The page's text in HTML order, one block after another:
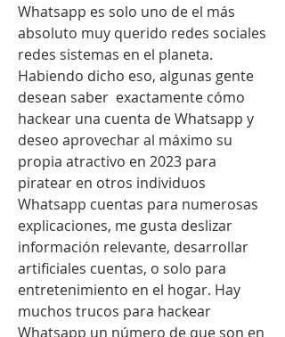
Whatsapp es solo uno de el más
absoluto muy querido redes sociales
redes sistemas en el planeta.
Habiendo dicho eso, algunas gente
desean saber  exactamente cómo
hackear una cuenta de Whatsapp y
deseo aprovechar al máximo su
propia atractivo en 2023 para
piratear en otros individuos
Whatsapp cuentas para numerosas
explicaciones, me gusta deslizar
información relevante, desarrollar
artificiales cuentas, o solo para
entretenimiento en el hogar. Hay
muchos trucos para hackear
Whatsapp un número de que son en